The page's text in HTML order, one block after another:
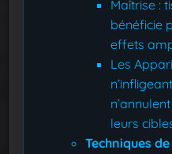
Maîtrise :
bénéficie
effets
Les
leurs
Techniques